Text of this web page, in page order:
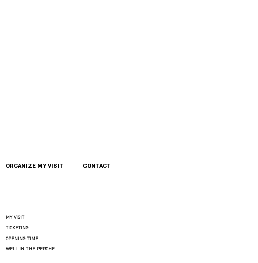
ORGANIZE MY VISIT CONTACT
MY VISIT
TICKETING
OPENING TIME
WELL IN THE PERCHE